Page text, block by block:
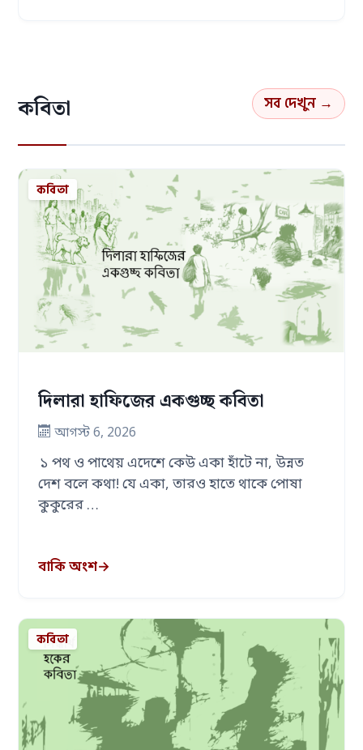
কবিতা সব দেখুন →
কবিতা
দিলারা হাফিজের একগুচ্ছ কবিতা
আগস্ট 6, 2026
১ পথ ও পাথেয় এদেশে কেউ একা হাঁটে না, উন্নত
দেশ বলে কথা! যে একা, তারও হাতে থাকে পোষা
কুকুরের …
বাকি অংশ→
কবিতা